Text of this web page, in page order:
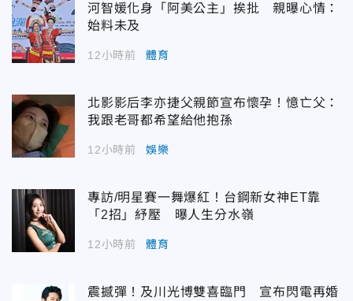
河智媛化身「阿美公主」挨批 親曝心情：
始料未及
12小時前 體育
北影影后李亦捷父親節宣布懷孕！憶亡父：
我跟老哥都希望給他抱孫
12小時前 娛樂
專訪/明星賽一舞爆紅！台鋼新女神ET靠
「2招」紓壓 曝人生分水嶺
12小時前 體育
震撼彈！及川光博雙喜臨門 宣布閃電再婚